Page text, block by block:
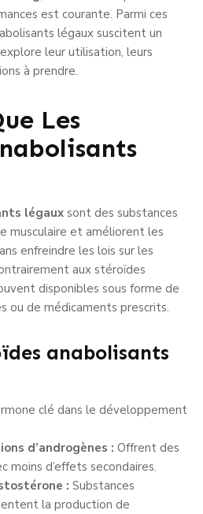
est courante. Parmi ces
légaux suscitent un
leur utilisation, leurs
à prendre.
Les
légaux sont des substances
musculaire et améliorent les
enfreindre les lois sur les
aux stéroïdes
disponibles sous forme de
ou de médicaments prescrits.
anabolisants
clé dans le développement
d’androgènes : Offrent des
moins d’effets secondaires.
: Substances
la production de